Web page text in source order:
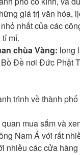
giá trị văn hóa,
nhất của các
mỉ.
chùa Vàng: long
Đề nơi Đức Phật
trình về thành
mua sắm và
Nam Á với rất
nhiều các cửa